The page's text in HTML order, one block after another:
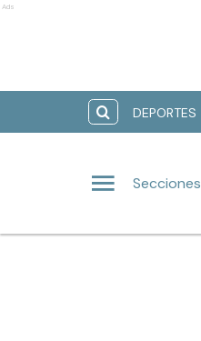
Ads
DEPORTES
Secciones